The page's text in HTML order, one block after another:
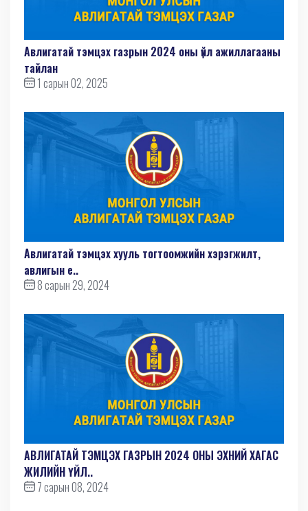
Авлигатай тэмцэх газрын 2024 оны үйл ажиллагааны
тайлан
1 сарын 02, 2025
Авлигатай тэмцэх хууль тогтоомжийн хэрэгжилт,
авлигын е..
8 сарын 29, 2024
АВЛИГАТАЙ ТЭМЦЭХ ГАЗРЫН 2024 ОНЫ ЭХНИЙ ХАГАС
ЖИЛИЙН ҮЙЛ..
7 сарын 08, 2024